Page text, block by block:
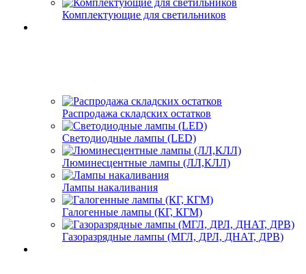
Комплектующие для светильников
Распродажа складских остатков
Светодиодные лампы (LED)
Люминесцентные лампы (ЛЛ,КЛЛ)
Лампы накаливания
Галогенные лампы (КГ, КГМ)
Газоразрядные лампы (МГЛ, ДРЛ, ДНАТ, ДРВ)